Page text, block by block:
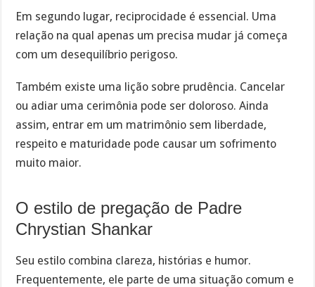
Em segundo lugar, reciprocidade é essencial. Uma
relação na qual apenas um precisa mudar já começa
com um desequilíbrio perigoso.
Também existe uma lição sobre prudência. Cancelar
ou adiar uma cerimônia pode ser doloroso. Ainda
assim, entrar em um matrimônio sem liberdade,
respeito e maturidade pode causar um sofrimento
muito maior.
O estilo de pregação de Padre
Chrystian Shankar
Seu estilo combina clareza, histórias e humor.
Frequentemente, ele parte de uma situação comum e